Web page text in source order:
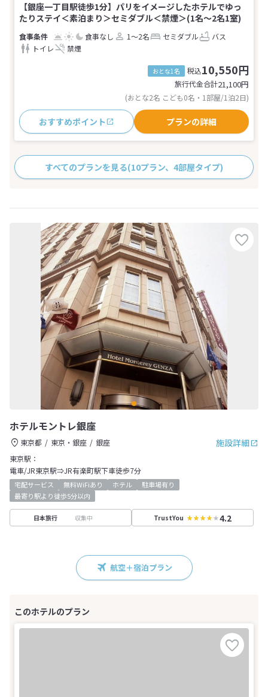
【銀座一丁目駅徒歩1分】パリをイメージしたホテルでゆっ
たりステイ＜素泊まり＞セミダブル＜禁煙＞(1名～2名1室)
食事なし 1～2名 セミダブル
バス
トイレ
禁煙
おとな1名 税込10,550円
旅行代金合計21,100円
(おとな2名 こども0名・1部屋/1泊2日)
おすすめポイント プランの詳細
すべてのプランを見る(10プラン、4部屋タイプ)
ホテルモントレ銀座
施設詳細
東京都 東京・銀座
銀座
東京駅：
電車/JR東京駅⇒JR有楽町駅下車徒歩7分
宅配サービス 無料WiFiあり ホテル
駐車場有り
最寄り駅より徒歩5分以内
日本旅行 収集中 TrustYou 4.2
航空＋宿泊プラン